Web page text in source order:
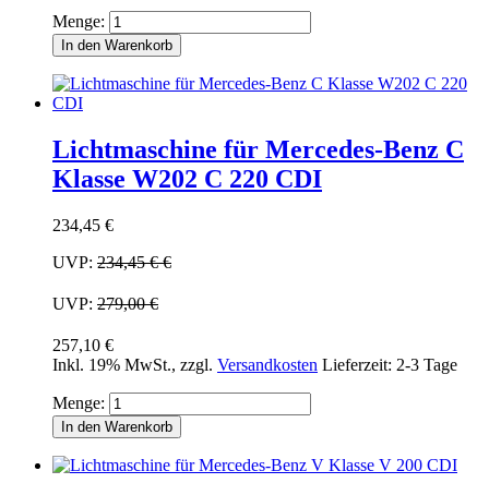
Menge:
In den Warenkorb
Lichtmaschine für Mercedes-Benz C
Klasse W202 C 220 CDI
234,45 €
UVP: 234,45 €€
UVP: 279,00 €
257,10 €
Inkl. 19% MwSt., zzgl. Versandkosten Lieferzeit: 2-3 Tage
Menge:
In den Warenkorb